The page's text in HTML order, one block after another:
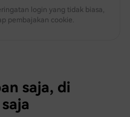
login yang tidak biasa,
pembajakan cookie.
saja, di